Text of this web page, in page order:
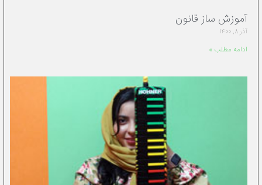
آموزش ساز قانون
آذر ۸, ۱۴۰۰
ادامه مطلب »